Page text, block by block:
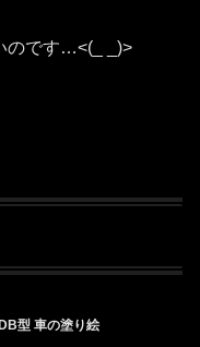
のです…<(_ _)>
型 車の塗り絵